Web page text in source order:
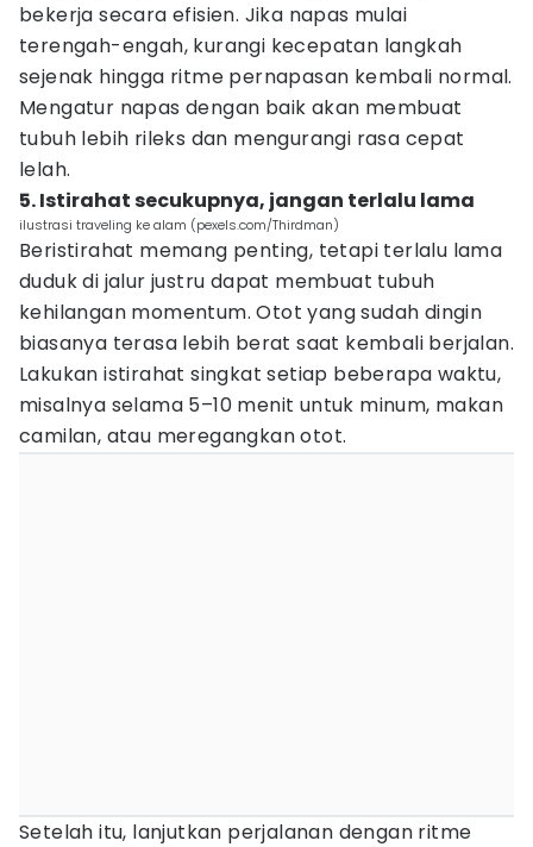
bekerja secara efisien. Jika napas mulai
terengah-engah, kurangi kecepatan langkah
sejenak hingga ritme pernapasan kembali normal.
Mengatur napas dengan baik akan membuat
tubuh lebih rileks dan mengurangi rasa cepat
lelah.
5. Istirahat secukupnya, jangan terlalu lama
ilustrasi traveling ke alam (pexels.com/Thirdman)
Beristirahat memang penting, tetapi terlalu lama
duduk di jalur justru dapat membuat tubuh
kehilangan momentum. Otot yang sudah dingin
biasanya terasa lebih berat saat kembali berjalan.
Lakukan istirahat singkat setiap beberapa waktu,
misalnya selama 5–10 menit untuk minum, makan
camilan, atau meregangkan otot.
Setelah itu, lanjutkan perjalanan dengan ritme